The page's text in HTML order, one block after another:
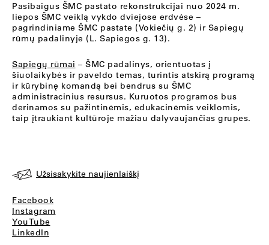
Pasibaigus ŠMC pastato rekonstrukcijai nuo 2024 m.
liepos ŠMC veiklą vykdo dviejose erdvėse –
pagrindiniame ŠMC pastate (Vokiečių g. 2) ir Sapiegų
rūmų padalinyje (L. Sapiegos g. 13).
Sapiegų rūmai – ŠMC padalinys, orientuotas į
šiuolaikybės ir paveldo temas, turintis atskirą programą
ir kūrybinę komandą bei bendrus su ŠMC
administracinius resursus. Kuruotos programos bus
derinamos su pažintinėmis, edukacinėmis veiklomis,
taip įtraukiant kultūroje mažiau dalyvaujančias grupes.
Užsisakykite naujienlaiškį
Facebook
Instagram
YouTube
LinkedIn